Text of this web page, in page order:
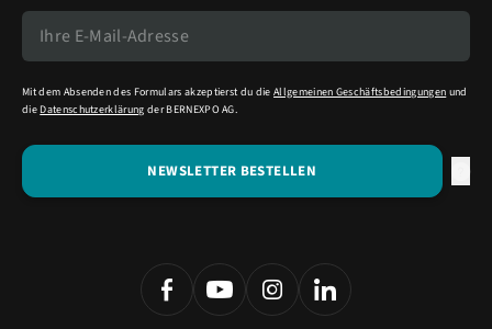
Mit dem Absenden des Formulars akzeptierst du dieAllgemeinen Geschäftsbedingungen und
die Datenschutzerklärung der BERNEXPO AG.